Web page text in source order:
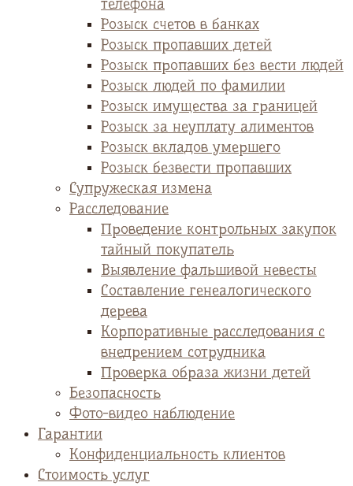
телефона
Розыск счетов в банках
Розыск пропавших детей
Розыск пропавших без вести людей
Розыск людей по фамилии
Розыск имущества за границей
Розыск за неуплату алиментов
Розыск вкладов умершего
Розыск безвести пропавших
Супружеская измена
Расследование
Проведение контрольных закупок
тайный покупатель
Выявление фальшивой невесты
Cоставление генеалогического
дерева
Корпоративные расследования с
внедрением сотрудника
Проверка образа жизни детей
Безопасность
Фото-видео наблюдение
Гарантии
Конфиденциальность клиентов
Стоимость услуг